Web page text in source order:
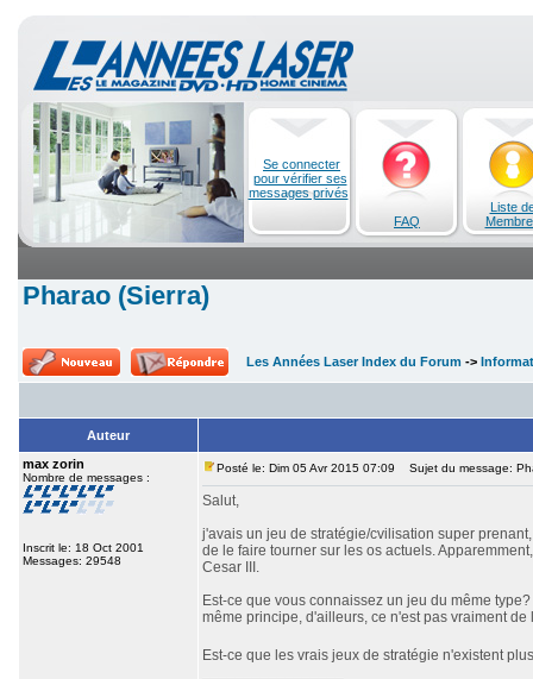
Se connecter
pour vérifier ses
messages privés
FAQ
Liste
Pharao (Sierra)
Les Années Laser Index du Forum ->
Auteur
max zorin
Nombre de messages :
Inscrit le: 18 Oct 2001
Messages: 29548
Posté le: Dim 05 Avr 2015 07:09 Sujet du message:
Salut,
j'avais un jeu de stratégie/cvilisation super
de le faire tourner sur les os actuels.
Cesar III.
Est-ce que vous connaissez un jeu du même
même principe, d'ailleurs, ce n'est pas vraiment
Est-ce que les vrais jeux de stratégie n'existent